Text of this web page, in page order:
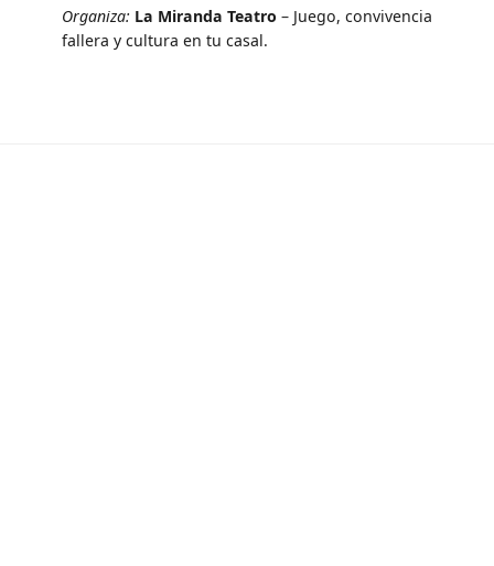
Organiza: La Miranda Teatro – Juego, convivencia
fallera y cultura en tu casal.